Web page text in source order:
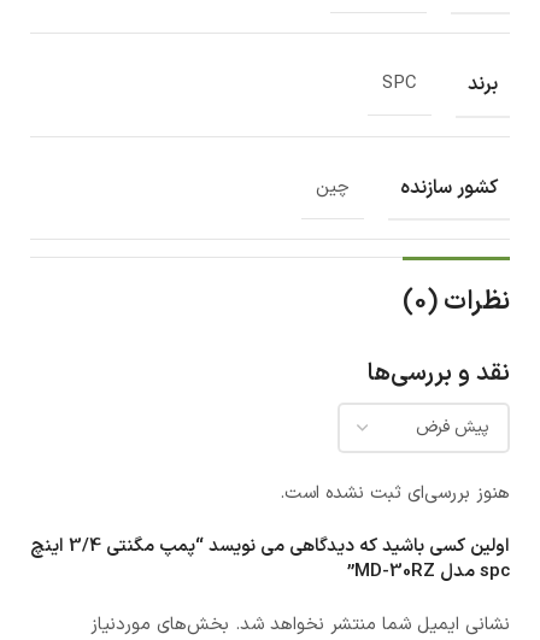
برند SPC
کشور سازنده چین
نظرات (0)
نقد و بررسی‌ها
هنوز بررسی‌ای ثبت نشده است.
اولین کسی باشید که دیدگاهی می نویسد “پمپ مگنتی 3/4 اینچ
spc مدل MD-30RZ”
نشانی ایمیل شما منتشر نخواهد شد. بخش‌های موردنیاز